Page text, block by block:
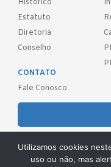
Histórico
Estatuto
Diretoria
Conselho
CONTATO
Fale Conosco
Utilizamos cookies
uso ou não, mas